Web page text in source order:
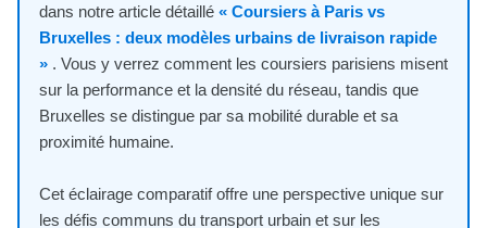
dans notre article détaillé « Coursiers à Paris vs
Bruxelles : deux modèles urbains de livraison rapide
» . Vous y verrez comment les coursiers parisiens misent
sur la performance et la densité du réseau, tandis que
Bruxelles se distingue par sa mobilité durable et sa
proximité humaine.
Cet éclairage comparatif offre une perspective unique sur
les défis communs du transport urbain et sur les